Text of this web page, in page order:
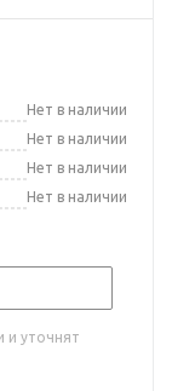
Нет в наличии
Нет в наличии
Нет в наличии
Нет в наличии
и уточнят